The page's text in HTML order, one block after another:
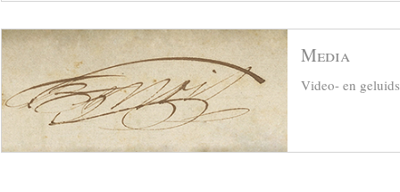
Media
Video- en